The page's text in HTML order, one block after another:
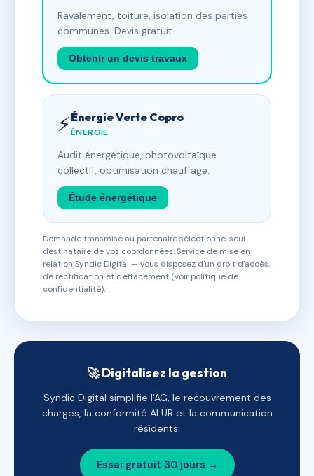
Ravalement, toiture, isolation des parties
communes. Devis gratuit.
Obtenir un devis travaux
⚡Énergie Verte Copro
ÉNERGIE
Audit énergétique, photovoltaïque
collectif, optimisation chauffage.
Étude énergétique
Demande transmise au partenaire sélectionné, seul
destinataire de vos coordonnées. Service de mise en
relation Syndic Digital — vous disposez d'un droit d'accès,
de rectification et d'effacement (voir politique de
confidentialité).
🚀 Digitalisez la gestion
Syndic Digital simplifie l'AG, le recouvrement des
charges, la conformité ALUR et la communication
résidents.
Essai gratuit 30 jours →